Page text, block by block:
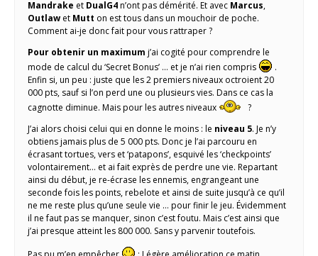
Mandrake et DualG4n’ont pas démérité. Et avec Marcus,
Outlaw et Mutt on est tous dans un mouchoir de poche.
Comment ai-je donc fait pour vous rattraper ?
Pour obtenir un maximum j’ai cogité pour comprendre le
mode de calcul du ‘Secret Bonus’ … et je n’ai rien compris
.
Enfin si, un peu : juste que les 2 premiers niveaux octroient 20
000 pts, sauf si l’on perd une ou plusieurs vies. Dans ce cas la
cagnotte diminue. Mais pour les autres niveaux
?
J’ai alors choisi celui qui en donne le moins : le niveau 5. Je n’y
obtiens jamais plus de 5 000 pts. Donc je l’ai parcouru en
écrasant tortues, vers et ‘patapons’, esquivé les ‘checkpoints’
volontairement… et ai fait exprès de perdre une vie. Repartant
ainsi du début, je re-écrase les ennemis, engrangeant une
seconde fois les points, rebelote et ainsi de suite jusqu’à ce qu’il
ne me reste plus qu’une seule vie … pour finir le jeu. Évidemment
il ne faut pas se manquer, sinon c’est foutu. Mais c’est ainsi que
j’ai presque atteint les 800 000. Sans y parvenir toutefois.